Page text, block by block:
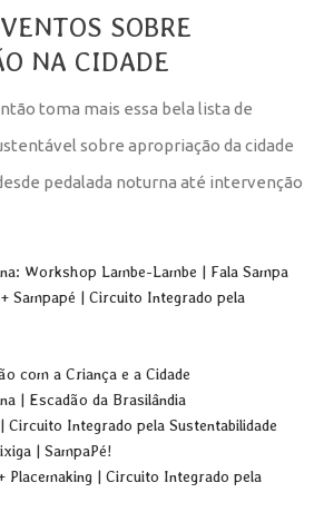
SOBRE
NA CIDADE
toma mais essa bela lista de
sobre apropriação da cidade
pedalada noturna até intervenção
Workshop Lambe-Lambe | Fala Sampa
Sampapé | Circuito Integrado pela
com a Criança e a Cidade
| Escadão da Brasilândia
Circuito Integrado pela Sustentabilidade
| SampaPé!
Placemaking | Circuito Integrado pela